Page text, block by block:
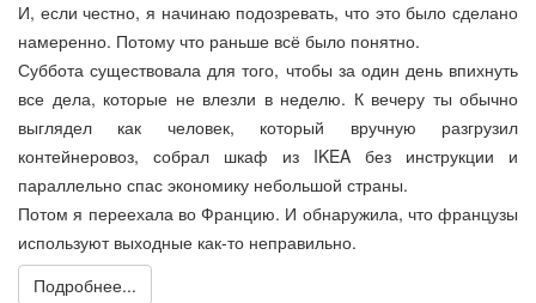
И, если честно, я начинаю подозревать, что это было сделано
намеренно. Потому что раньше всё было понятно.
Суббота существовала для того, чтобы за один день впихнуть
все дела, которые не влезли в неделю. К вечеру ты обычно
выглядел как человек, который вручную разгрузил
контейнеровоз, собрал шкаф из IKEA без инструкции и
параллельно спас экономику небольшой страны.
Потом я переехала во Францию. И обнаружила, что французы
используют выходные как-то неправильно.
Подробнее...